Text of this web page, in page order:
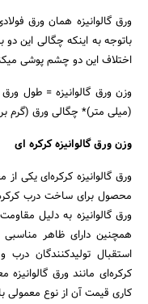
ورق گالوانیزه همان ورق
باتوجه به اینکه چگالی این
اختلاف این دو چشم پوشی
وزن ورق گالوانیزه = طول
(میلی متر)* چگالی ورق (گرم
وزن ورق گالوانیزه کرکره ای
ورق گالوانیزه کرکره‌ای یکی
محصول برای ساخت درب
ورق گالوانیزه به دلیل
همچنین دارای ظاهر مناسبی
استقبال تولیدکنندگان درب
کرکره‌ای مانند ورق
کاری قیمت آن از نوع معمولی